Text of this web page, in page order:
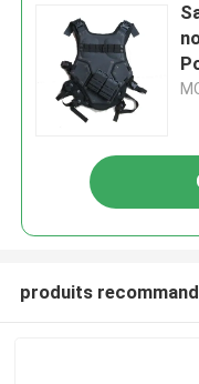
produits